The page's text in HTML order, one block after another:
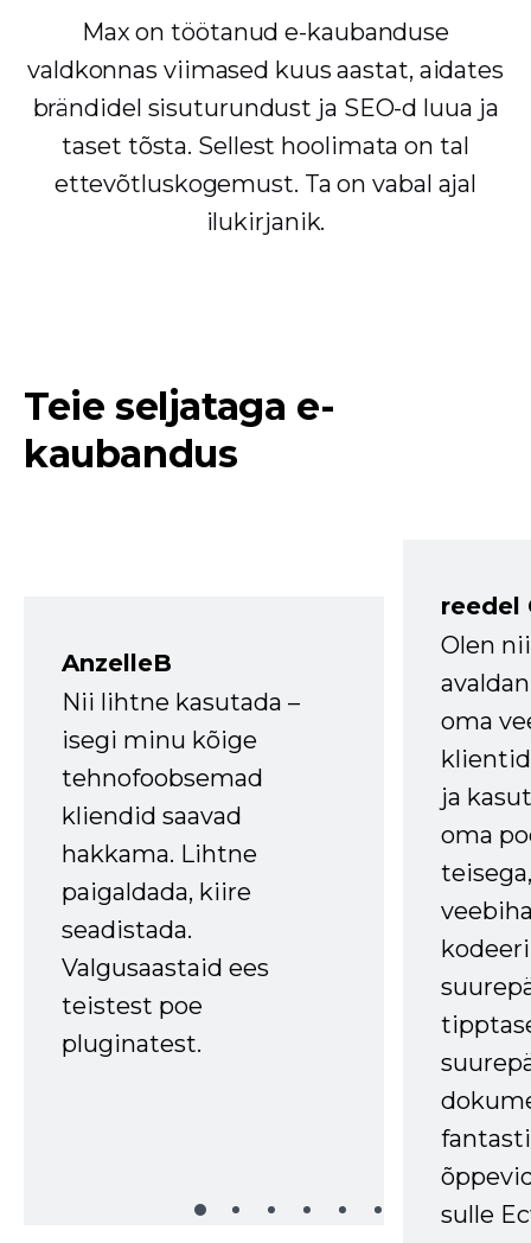
Max on töötanud e-kaubanduse
valdkonnas viimased kuus aastat, aidates
brändidel sisuturundust ja SEO-d luua ja
taset tõsta. Sellest hoolimata on tal
ettevõtluskogemust. Ta on vabal ajal
ilukirjanik.
Teie seljataga e-
kaubandus
AnzelleB
Nii lihtne kasutada –
isegi minu kõige
tehnofoobsemad
kliendid saavad
hakkama. Lihtne
paigaldada, kiire
seadistada.
Valgusaastaid ees
teistest poe
pluginatest.
reedel
Olen
oma
ja
oma
sulle